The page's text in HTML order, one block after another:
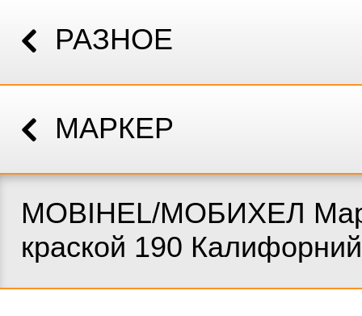
РАЗНОЕ
МАРКЕР
MOBIHEL/МОБИХЕЛ
краской 190